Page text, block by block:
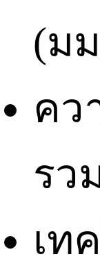
(ม
คว
รว
เท